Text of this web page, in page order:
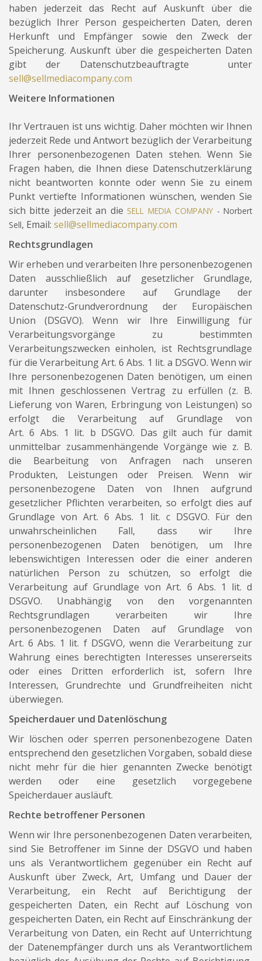
haben jederzeit das Recht auf Auskunft über die
bezüglich Ihrer Person gespeicherten Daten, deren
Herkunft und Empfänger sowie den Zweck der
Speicherung. Auskunft über die gespeicherten Daten
gibt der Datenschutzbeauftragte unter
sell@sellmediacompany.com
Weitere Informationen
Ihr Vertrauen ist uns wichtig. Daher möchten wir Ihnen
jederzeit Rede und Antwort bezüglich der Verarbeitung
Ihrer personenbezogenen Daten stehen. Wenn Sie
Fragen haben, die Ihnen diese Datenschutzerklärung
nicht beantworten konnte oder wenn Sie zu einem
Punkt vertiefte Informationen wünschen, wenden Sie
sich bitte jederzeit an die SELL MEDIA COMPANY - Norbert
Sell, Email: sell@sellmediacompany.com
Rechtsgrundlagen
Wir erheben und verarbeiten Ihre personenbezogenen
Daten ausschließlich auf gesetzlicher Grundlage,
darunter insbesondere auf Grundlage der
Datenschutz-Grundverordnung der Europäischen
Union (DSGVO). Wenn wir Ihre Einwilligung für
Verarbeitungsvorgänge zu bestimmten
Verarbeitungszwecken einholen, ist Rechtsgrundlage
für die Verarbeitung Art. 6 Abs. 1 lit. a DSGVO. Wenn wir
Ihre personenbezogenen Daten benötigen, um einen
mit Ihnen geschlossenen Vertrag zu erfüllen (z. B.
Lieferung von Waren, Erbringung von Leistungen) so
erfolgt die Verarbeitung auf Grundlage von
Art. 6 Abs. 1 lit. b DSGVO. Das gilt auch für damit
unmittelbar zusammenhängende Vorgänge wie z. B.
die Bearbeitung von Anfragen nach unseren
Produkten, Leistungen oder Preisen. Wenn wir
personenbezogene Daten von Ihnen aufgrund
gesetzlicher Pflichten verarbeiten, so erfolgt dies auf
Grundlage von Art. 6 Abs. 1 lit. c DSGVO. Für den
unwahrscheinlichen Fall, dass wir Ihre
personenbezogenen Daten benötigen, um Ihre
lebenswichtigen Interessen oder die einer anderen
natürlichen Person zu schützen, so erfolgt die
Verarbeitung auf Grundlage von Art. 6 Abs. 1 lit. d
DSGVO. Unabhängig von den vorgenannten
Rechtsgrundlagen verarbeiten wir Ihre
personenbezogenen Daten auf Grundlage von
Art. 6 Abs. 1 lit. f DSGVO, wenn die Verarbeitung zur
Wahrung eines berechtigten Interesses unsererseits
oder eines Dritten erforderlich ist, sofern Ihre
Interessen, Grundrechte und Grundfreiheiten nicht
überwiegen.
Speicherdauer und Datenlöschung
Wir löschen oder sperren personenbezogene Daten
entsprechend den gesetzlichen Vorgaben, sobald diese
nicht mehr für die hier genannten Zwecke benötigt
werden oder eine gesetzlich vorgegebene
Speicherdauer ausläuft.
Rechte betroffener Personen
Wenn wir Ihre personenbezogenen Daten verarbeiten,
sind Sie Betroffener im Sinne der DSGVO und haben
uns als Verantwortlichem gegenüber ein Recht auf
Auskunft über Zweck, Art, Umfang und Dauer der
Verarbeitung, ein Recht auf Berichtigung der
gespeicherten Daten, ein Recht auf Löschung von
gespeicherten Daten, ein Recht auf Einschränkung der
Verarbeitung von Daten, ein Recht auf Unterrichtung
der Datenempfänger durch uns als Verantwortlichem